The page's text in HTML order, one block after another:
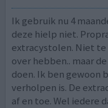
Ik gebruik nu 4
deze hielp niet.
extracystolen. Niet te
over hebben.. maar
doen. Ik ben gewoon
verholpen is. De
af en toe. Wel iedere